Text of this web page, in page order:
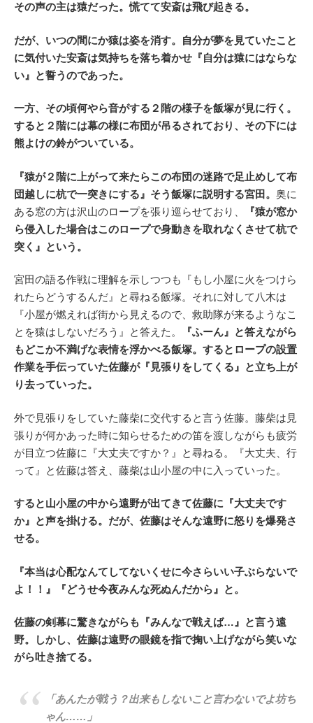
その声の主は猿だった。慌てて安斎は飛び起きる。
だが、いつの間にか猿は姿を消す。自分が夢を見ていたこと
に気付いた安斎は気持ちを落ち着かせ『自分は猿にはならな
い』と誓うのであった。
一方、その頃何やら音がする２階の様子を飯塚が見に行く。
すると２階には幕の様に布団が吊るされており、その下には
熊よけの鈴がついている。
『猿が２階に上がって来たらこの布団の迷路で足止めして布
団越しに杭で一突きにする』そう飯塚に説明する宮田。 奥に
ある窓の方は沢山のロープを張り巡らせており、
『猿が窓か
ら侵入した場合はこのロープで身動きを取れなくさせて杭で
突く』という。
宮田の語る作戦に理解を示しつつも『もし小屋に火をつけら
れたらどうするんだ』と尋ねる飯塚。それに対して八木は
『小屋が燃えれば街から見えるので、救助隊が来るようなこ
とを猿はしないだろう』と答えた。
『ふーん』と答えながら
もどこか不満げな表情を浮かべる飯塚。するとロープの設置
作業を手伝っていた佐藤が『見張りをしてくる』と立ち上が
り去っていった。
外で見張りをしていた藤柴に交代すると言う佐藤。藤柴は見
張りが何かあった時に知らせるための笛を渡しながらも疲労
が目立つ佐藤に『大丈夫ですか？』と尋ねる。『大丈夫、行
って』と佐藤は答え、藤柴は山小屋の中に入っていった。
すると山小屋の中から遠野が出てきて佐藤に『大丈夫です
か』と声を掛ける。だが、佐藤はそんな遠野に怒りを爆発さ
せる。
『本当は心配なんてしてないくせに今さらいい子ぶらないで
よ！！』『どうせ今夜みんな死ぬんだから』と。
佐藤の剣幕に驚きながらも『みんなで戦えば…』と言う遠
野。しかし、佐藤は遠野の眼鏡を指で掬い上げながら笑いな
がら吐き捨てる。
「あんたが戦う？出来もしないこと言わないでよ坊ち
ゃん……」